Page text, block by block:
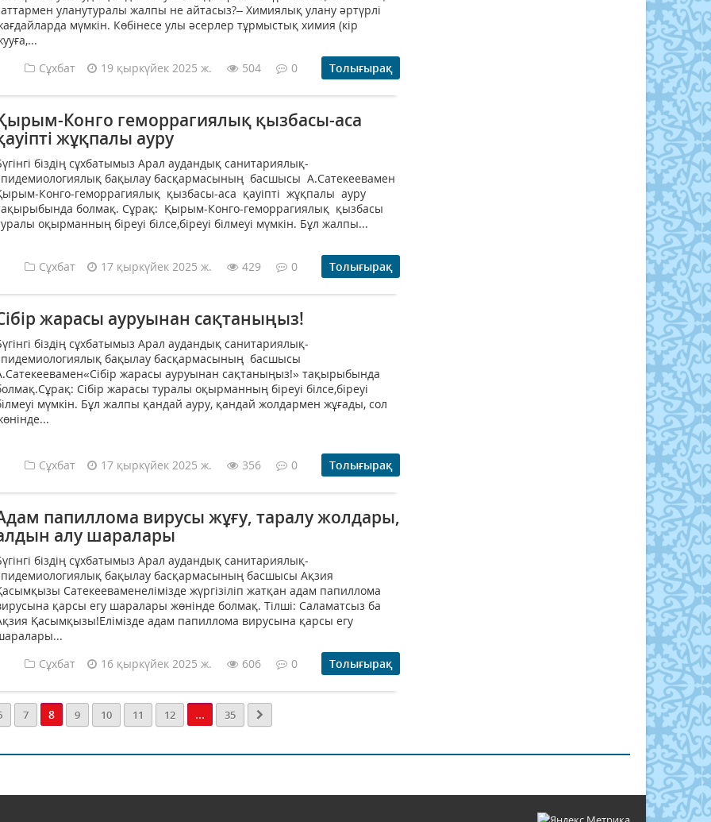
уланутуралы жалпы не айтасыз?– Химиялық улану әртүрлі
мүмкін. Көбінесе улы әсерлер тұрмыстық химия (кір
Сұхбат
19 қыркүйек 2025 ж. 504 0 Толығырақ
Конго геморрагиялық қызбасы-аса
жұқпалы ауру
біздің сұхбатымыз Арал аудандық санитариялық-
бақылау басқармасының басшысы А.Сатекеевамен
Конго-геморрагиялық қызбасы-аса қауіпті жұқпалы ауру
болмақ. Сұрақ: Қырым-Конго-геморрагиялық қызбасы
оқырманның біреуі білсе,біреуі білмеуі мүмкін. Бұл жалпы...
Сұхбат 17 қыркүйек 2025 ж. 429 0 Толығырақ
жарасы ауруынан сақтаныңыз!
біздің сұхбатымыз Арал аудандық санитариялық-
бақылау басқармасының басшысы
жарасы ауруынан сақтаныңыз!» тақырыбында
Сібір жарасы туралы оқырманның біреуі білсе,біреуі
мүмкін. Бұл жалпы қандай ауру, қандай жолдармен жұғады, сол
Сұхбат 17 қыркүйек 2025 ж. 356 0 Толығырақ
папиллома вирусы жұғу, таралу жолдары,
алу шаралары
біздің сұхбатымыз Арал аудандық санитариялық-
бақылау басқармасының басшысы Ақзия
Сатекееваменелімізде жүргізіліп жатқан адам папиллома
қарсы егу шаралары жөнінде болмақ. Тілші: Саламатсыз ба
Қасымқызы!Елімізде адам папиллома вирусына қарсы егу
Сұхбат
16 қыркүйек 2025 ж. 606 0 Толығырақ
7 8 9 10 11 12 ... 35